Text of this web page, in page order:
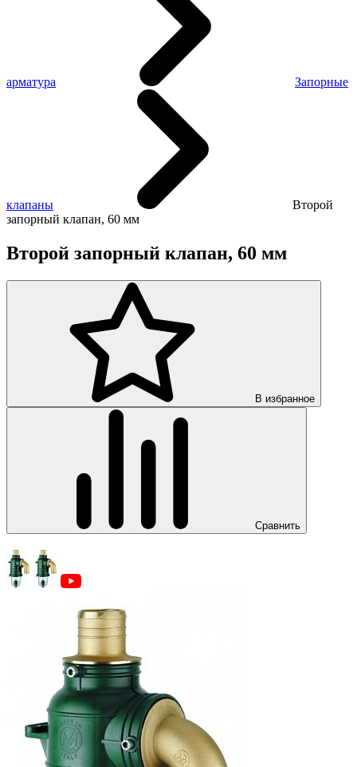
арматура Запорные
клапаны
Второй
запорный клапан, 60 мм
Второй запорный клапан, 60 мм
В избранное
Сравнить